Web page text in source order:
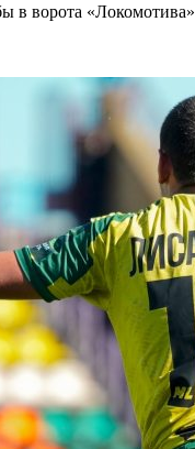
в ворота «Локомотива»